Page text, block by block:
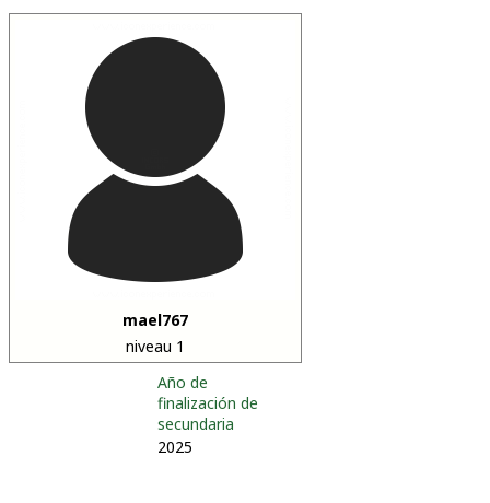
mael767
niveau 1
Año de
finalización de
secundaria
2025